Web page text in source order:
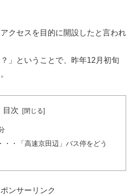
クセスを目的に開設したと言われ
」ということで、昨年12月初旬
目次
・・「高速京田辺」バス停をどう
ンサーリンク